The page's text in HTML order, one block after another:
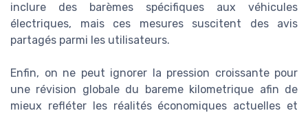
inclure des barèmes spécifiques aux véhicules
électriques, mais ces mesures suscitent des avis
partagés parmi les utilisateurs.
Enfin, on ne peut ignorer la pression croissante pour
une révision globale du bareme kilometrique afin de
mieux refléter les réalités économiques actuelles et